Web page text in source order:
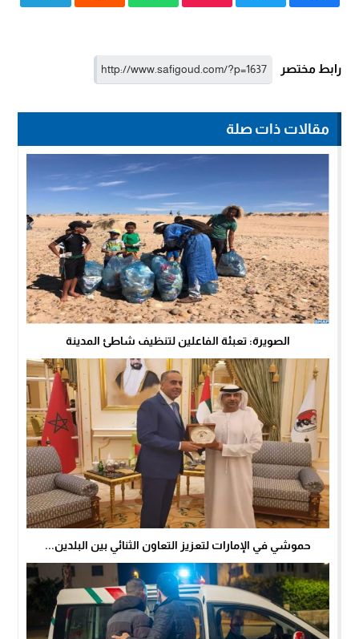
رابط مختصر
مقالات ذات صلة
الصويرة: تعبئة الفاعلين لتنظيف شاطئ المدينة
حموشي في الإمارات لتعزيز التعاون الثنائي بين البلدين...